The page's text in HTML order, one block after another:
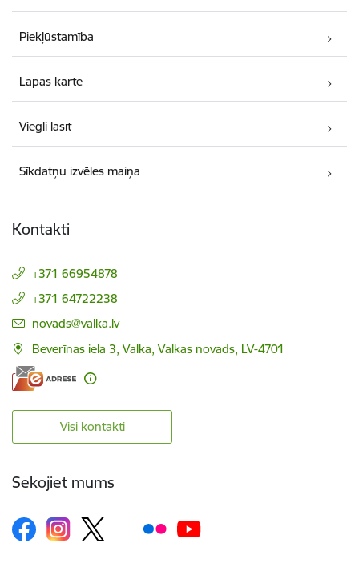
Piekļūstamība
Lapas karte
Viegli lasīt
Sīkdatņu izvēles maiņa
Kontakti
+371 66954878
+371 64722238
E-pasts:
novads@valka.lv
Beverīnas iela 3, Valka, Valkas novads, LV-4701
Visi kontakti
Sekojiet mums